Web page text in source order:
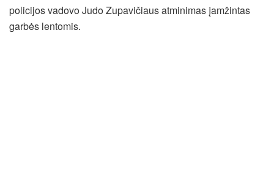
policijos vadovo Judo Zupavičiaus atminimas įamžintas
garbės lentomis.